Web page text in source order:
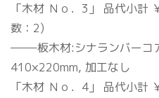
「木材 Ｎｏ．3」 品代小
数：2)
——–板木材:シナランバーコ
410×220mm, 加工なし
「木材 Ｎｏ．4」 品代小